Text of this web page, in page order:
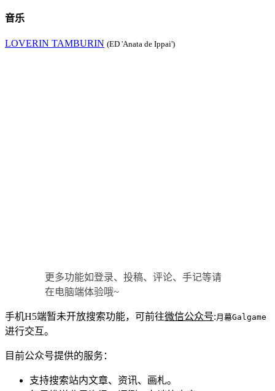
音乐
LOVERIN TAMBURIN (ED 'Anata de Ippai')
更多功能如登录、投稿、评论、手记等请
在电脑端体验哦~
手机H5端暂未开放搜索功能，可前往微信公众号:月幕Galgame
进行交互。
目前公众号提供的服务：
支持搜索站内文章、资讯、画札。